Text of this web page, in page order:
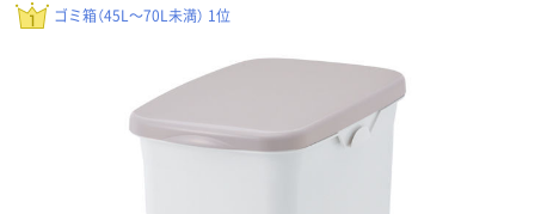
ゴミ箱（45L～70L未満） 1位